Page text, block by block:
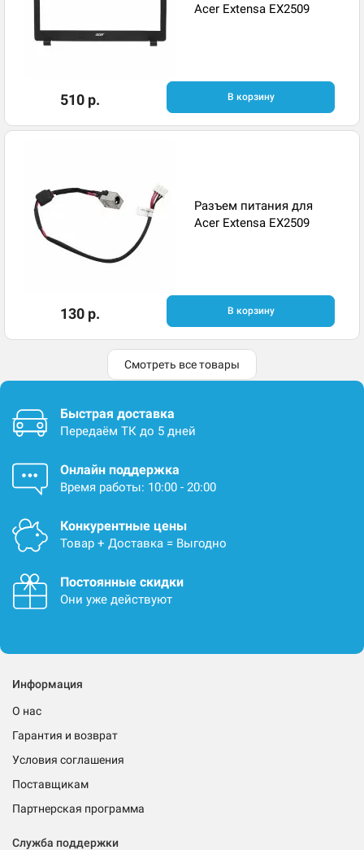
Acer Extensa EX2509
510 р. В корзину
Разъем питания для
Acer Extensa EX2509
130 р. В корзину
Смотреть все товары
Быстрая доставка
Передаём ТК до 5 дней
Онлайн поддержка
Время работы: 10:00 - 20:00
Конкурентные цены
Товар + Доставка = Выгодно
Постоянные скидки
Они уже действуют
Информация
О нас
Гарантия и возврат
Условия соглашения
Поставщикам
Партнерская программа
Служба поддержки